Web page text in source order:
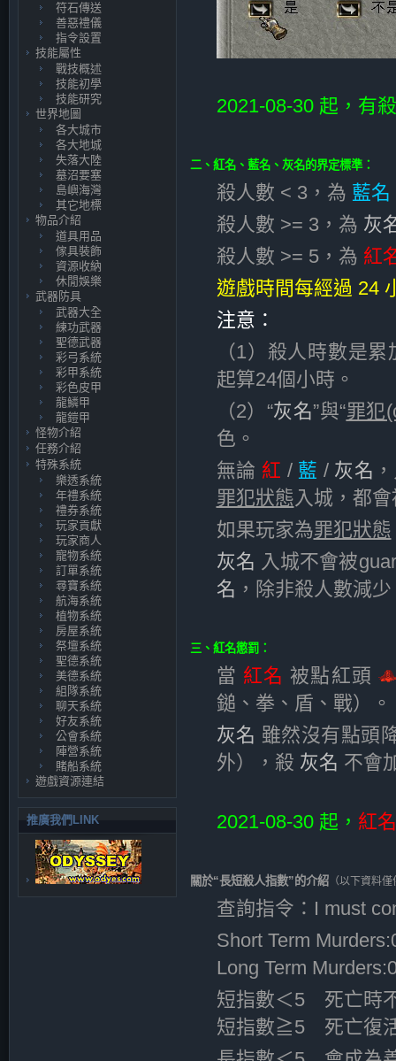
符石傳送
善惡禮儀
指令設置
技能屬性
戰技概述
技能初學
技能研究
世界地圖
各大城市
各大地城
失落大陸
墓沼要塞
島嶼海灣
其它地標
物品介紹
道具用品
傢具裝飾
資源收納
休閒娛樂
武器防具
武器大全
練功武器
聖德武器
彩弓系統
彩甲系統
彩色皮甲
龍鱗甲
龍鎧甲
怪物介紹
任務介紹
特殊系統
樂透系統
年禮系統
禮券系統
玩家貢獻
玩家商人
寵物系統
訂單系統
尋寶系統
航海系統
植物系統
房屋系統
祭壇系統
聖德系統
美德系統
組隊系統
聊天系統
好友系統
公會系統
陣營系統
賭船系統
遊戲資源連結
推廣我們LINK
2021-08-30 起，有
二、紅名、藍名、灰名的界定標準：
殺人數 < 3，為 藍名
殺人數 >= 3，為 灰
殺人數 >= 5，為 紅
遊戲時間每經過 24
注意：
（1）殺人時數是
起算24個小時。
（2）“灰名”與“罪犯
色。
無論 紅 / 藍 / 灰名
罪犯狀態入城，都
如果玩家為罪犯狀態
灰名 入城不會被
名 ，除非殺人數減
三、紅名懲罰：
當 紅名 被點紅頭
鎚、拳、盾、戰）。
灰名 雖然沒有點頭
外），殺 灰名 不會
2021-08-30 起， 紅名
關於“長短殺人指數”的介紹 （以下資料
查詢指令：I must
Short Term
Long Term
短指數＜5 死亡時
短指數≧5 死亡復